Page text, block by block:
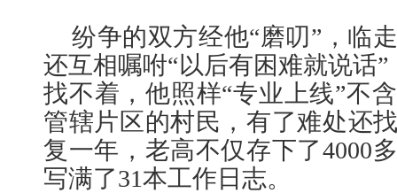
纷争的双方经他“磨叨”，临
还互相嘱咐“以后有困难就说话
找不着，他照样“专业上线”不
管辖片区的村民，有了难处还
复一年，老高不仅存下了4000
写满了31本工作日志。